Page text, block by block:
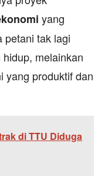
yang
petani tak lagi
melainkan
yang produktif dan
di TTU Diduga